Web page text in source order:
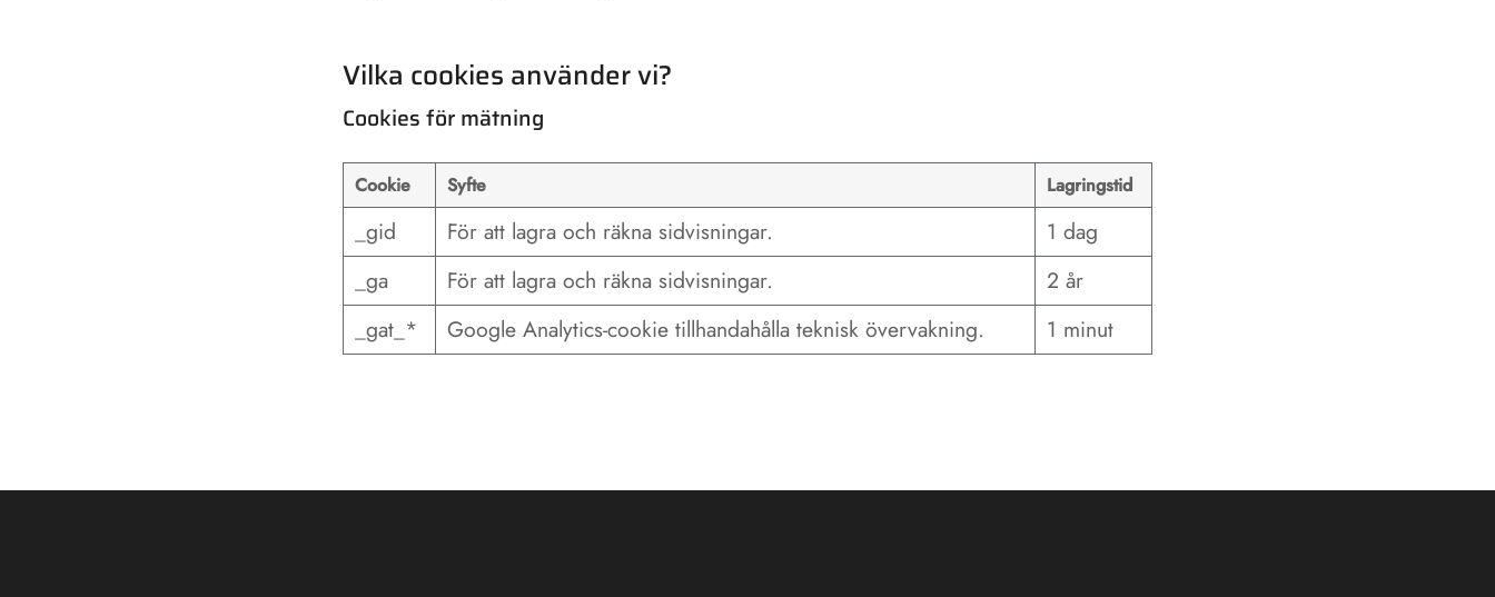
Vilka cookies använder vi?
Cookies för mätning
Cookie Syfte Lagringstid
_gid För att lagra och räkna sidvisningar.
1 dag
_ga
För att lagra och räkna sidvisningar.
2 år
_gat_*
Google Analytics-cookie tillhandahålla teknisk övervakning. 1 minut